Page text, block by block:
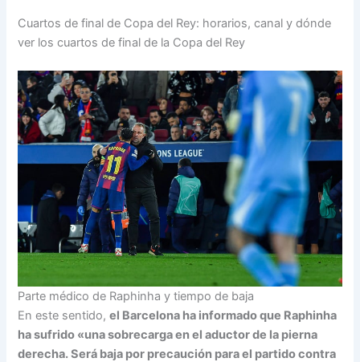
Cuartos de final de Copa del Rey: horarios, canal y dónde
ver los cuartos de final de la Copa del Rey
Parte médico de Raphinha y tiempo de baja
En este sentido,el Barcelona ha informado que Raphinha
ha sufrido «una sobrecarga en el aductor de la pierna
derecha. Será baja por precaución para el partido contra